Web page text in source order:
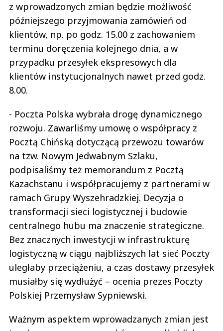
z wprowadzonych zmian będzie możliwość
późniejszego przyjmowania zamówień od
klientów, np. po godz. 15.00 z zachowaniem
terminu doręczenia kolejnego dnia, a w
przypadku przesyłek ekspresowych dla
klientów instytucjonalnych nawet przed godz.
8.00.
- Poczta Polska wybrała drogę dynamicznego
rozwoju. Zawarliśmy umowę o współpracy z
Pocztą Chińską dotyczącą przewozu towarów
na tzw. Nowym Jedwabnym Szlaku,
podpisaliśmy też memorandum z Pocztą
Kazachstanu i współpracujemy z partnerami w
ramach Grupy Wyszehradzkiej. Decyzja o
transformacji sieci logistycznej i budowie
centralnego hubu ma znaczenie strategiczne.
Bez znacznych inwestycji w infrastrukturę
logistyczną w ciągu najbliższych lat sieć Poczty
uległaby przeciążeniu, a czas dostawy przesyłek
musiałby się wydłużyć – ocenia prezes Poczty
Polskiej Przemysław Sypniewski.
Ważnym aspektem wprowadzanych zmian jest